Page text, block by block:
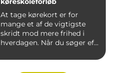
At tage kørekort er for
mange et af de vigtigste
skridt mod mere frihed i
hverdagen. Når du søger ef...